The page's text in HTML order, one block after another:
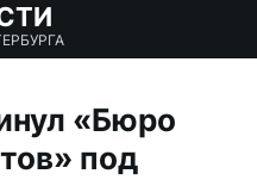
«Бюро
под